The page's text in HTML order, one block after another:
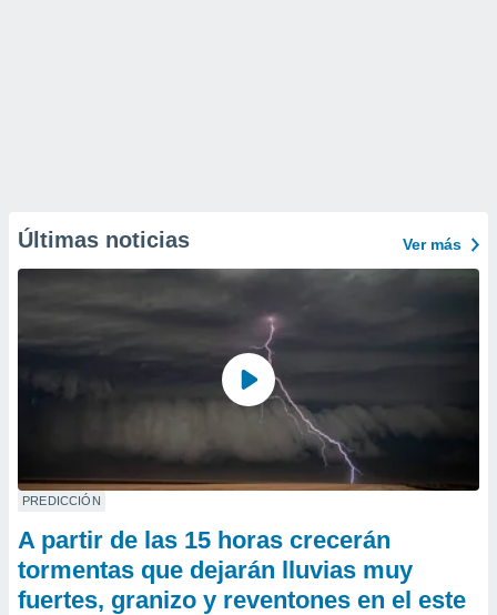
Últimas noticias Ver más
PREDICCIÓN
A partir de las 15 horas crecerán
tormentas que dejarán lluvias muy
fuertes, granizo y reventones en el este